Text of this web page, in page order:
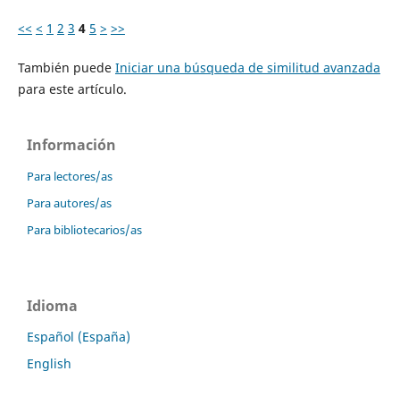
<< < 1 2 3 4 5 > >>
También puede Iniciar una búsqueda de similitud avanzada
para este artículo.
Información
Para lectores/as
Para autores/as
Para bibliotecarios/as
Idioma
Español (España)
English